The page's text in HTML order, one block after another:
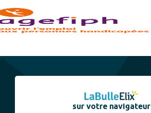
sur votre navigateur